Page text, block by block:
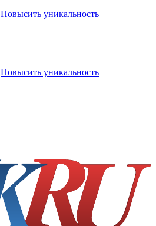
Повысить уникальность
Повысить уникальность